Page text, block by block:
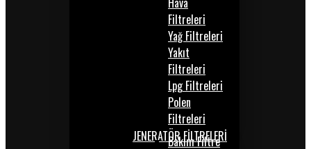
Filtreleri
Yağ Filtreleri
Yakıt
Filtreleri
Lpg Filtreleri
Polen
Filtreleri
JENERATÖR FİLTRELERİ
Bakım Filtre